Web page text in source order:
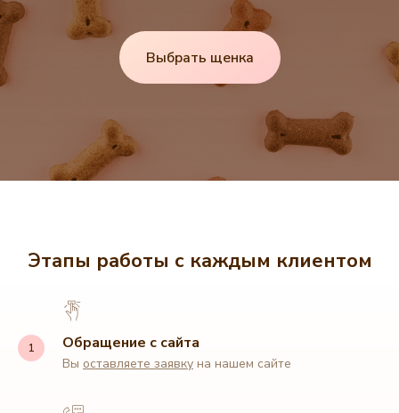
Выбрать щенка
Этапы работы с каждым клиентом
Обращение с сайта
Вы оставляете заявку на нашем сайте